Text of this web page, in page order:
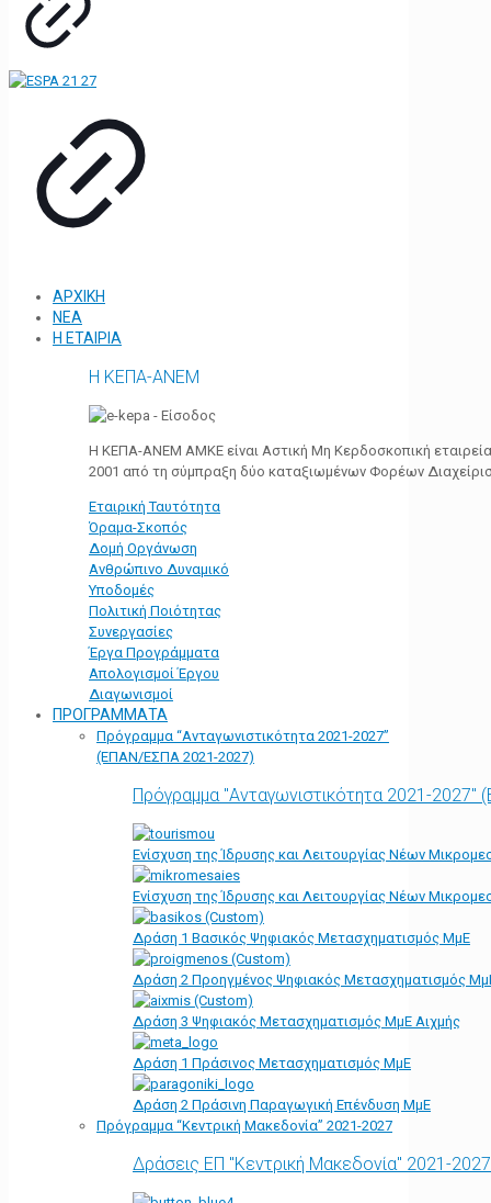
ΑΡΧΙΚΗ
ΝΕΑ
Η ΕΤΑΙΡΙΑ
Η ΚΕΠΑ-ΑΝΕΜ
Η ΚΕΠΑ-ΑΝΕΜ ΑΜΚΕ είναι Αστική Μη Κερδοσκοπική
2001 από τη σύμπραξη δύο καταξιωμένων Φορέων
Εταιρική Ταυτότητα
Όραμα-Σκοπός
Δομή Οργάνωση
Ανθρώπινο Δυναμικό
Υποδομές
Πολιτική Ποιότητας
Συνεργασίες
Έργα Προγράμματα
Απολογισμοί Έργου
Διαγωνισμοί
ΠΡΟΓΡΑΜΜΑΤΑ
Πρόγραμμα “Ανταγωνιστικότητα 2021-2027”
(ΕΠΑΝ/ΕΣΠΑ 2021-2027)
Πρόγραμμα "Ανταγωνιστικότητα 2021-
Ενίσχυση της Ίδρυσης και Λειτουργίας Νέων
Ενίσχυση της Ίδρυσης και Λειτουργίας Νέων
Δράση 1 Βασικός Ψηφιακός Μετασχηματισμός ΜμΕ
Δράση 2 Προηγμένος Ψηφιακός Μετασχηματισμός
Δράση 3 Ψηφιακός Μετασχηματισμός ΜμΕ Αιχμής
Δράση 1 Πράσινος Μετασχηματισμός ΜμΕ
Δράση 2 Πράσινη Παραγωγική Επένδυση ΜμΕ
Πρόγραμμα “Κεντρική Μακεδονία” 2021-2027
Δράσεις ΕΠ "Κεντρική Μακεδονία" 2021-2027